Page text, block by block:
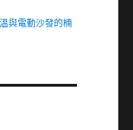
與電動沙發的楠